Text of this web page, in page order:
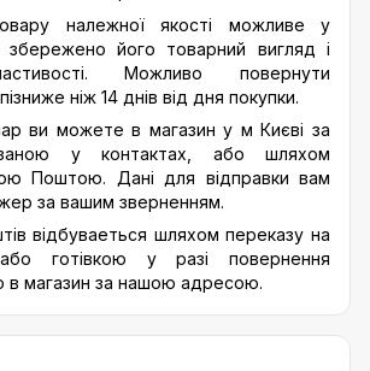
належної якості можливе у
його товарний вигляд і
Можливо повернути
ніж 14 днів від дня покупки.
ви можете в магазин у м Києві за
у контактах, або шляхом
Поштою. Дані для відправки вам
за вашим зверненням.
відбуваеться шляхом переказу на
готівкою у разі повернення
в магазин за нашою адресою.